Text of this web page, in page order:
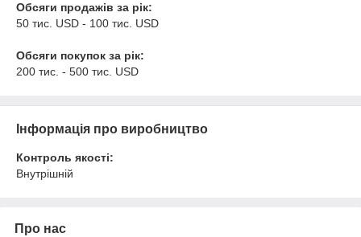
Обсяги продажів за рік:
50 тис. USD - 100 тис. USD
Обсяги покупок за рік:
200 тис. - 500 тис. USD
Інформація про виробництво
Контроль якості:
Внутрішній
Про нас